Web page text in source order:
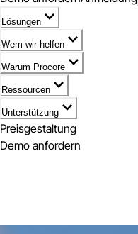
Lösungen
Wem wir helfen
Warum Procore
Ressourcen
Unterstützung
Preisgestaltung
Demo anfordern